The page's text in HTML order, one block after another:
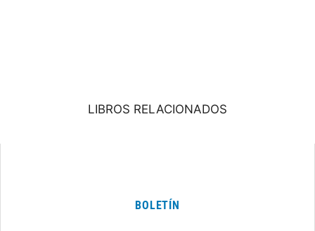
LIBROS RELACIONADOS
BOLETÍN